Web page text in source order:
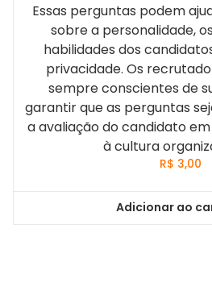
Essas perguntas podem
sobre a personalidade,
habilidades dos
privacidade. Os
sempre conscientes de
garantir que as perguntas
a avaliação do candidato
à cultura
R$ 3,00
Adicionar ao